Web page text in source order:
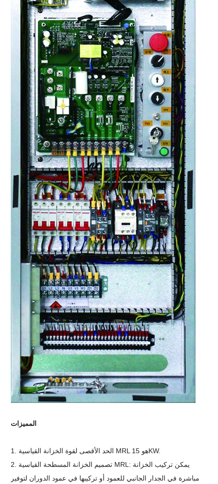
المميزات
1. الحد الأقصى لقوة الخزانة القياسية MRL هو 15KW.
2. تصميم الخزانة المسطحة القياسية MRL: يمكن تركيب الخزانة
مباشرة في الجدار الجانبي للعمود أو تركيبها في عمود الدوران لتوفير